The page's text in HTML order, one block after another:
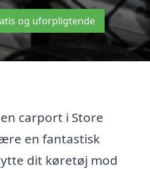
og uforpligtende
carport i Store
en fantastisk
dit køretøj mod